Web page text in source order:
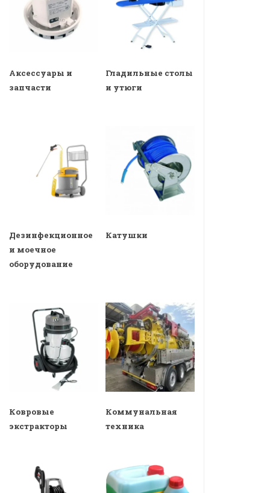
Аксессуары и
запчасти
Гладильные столы
и утюги
Дезинфекционное
и моечное
оборудование
Катушки
Ковровые
экстракторы
Коммунальная
техника